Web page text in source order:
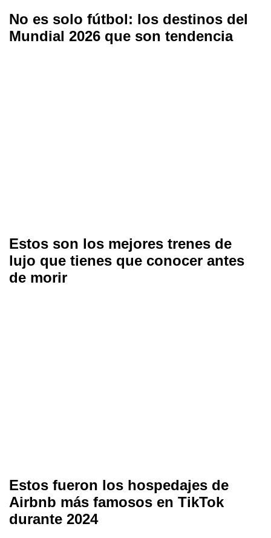
No es solo fútbol: los destinos del
Mundial 2026 que son tendencia
Estos son los mejores trenes de
lujo que tienes que conocer antes
de morir
Estos fueron los hospedajes de
Airbnb más famosos en TikTok
durante 2024